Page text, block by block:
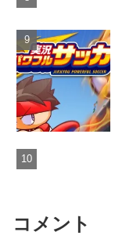
コメント